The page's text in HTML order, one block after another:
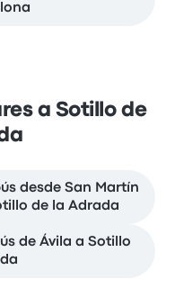
a Sotillo de
desde San Martín
de la Adrada
de Ávila a Sotillo